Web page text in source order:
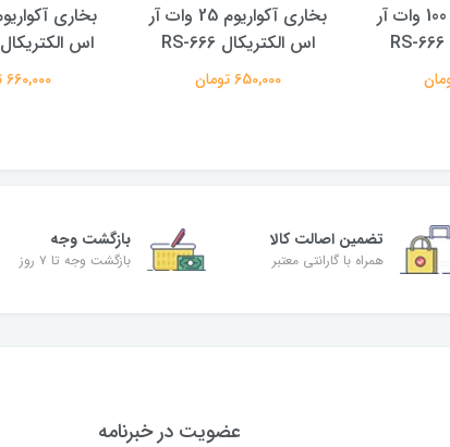
بخاری آکواریوم 100 وات آر
بخاری آکواریوم 25 وات آر
اس الکتریکال RS-666
650,000 تومان
اس الکتریکال RS-308C
660,000 تومان
تضمین اصالت کالا
همراه با گارانتی معتبر
بازگشت وجه
بازگشت وجه تا ۷ روز
عضویت در خبرنامه